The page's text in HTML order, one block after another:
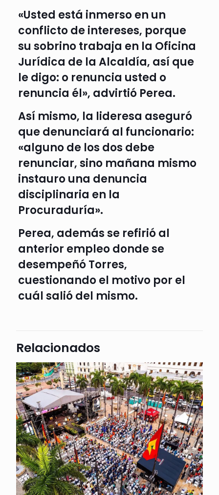
«Usted está inmerso en un
conflicto de intereses, porque
su sobrino trabaja en la Oficina
Jurídica de la Alcaldía, así que
le digo: o renuncia usted o
renuncia él», advirtió Perea.
Así mismo, la lideresa aseguró
que denunciará al funcionario:
«alguno de los dos debe
renunciar, sino mañana mismo
instauro una denuncia
disciplinaria en la
Procuraduría».
Perea, además se refirió al
anterior empleo donde se
desempeñó Torres,
cuestionando el motivo por el
cuál salió del mismo.
Relacionados